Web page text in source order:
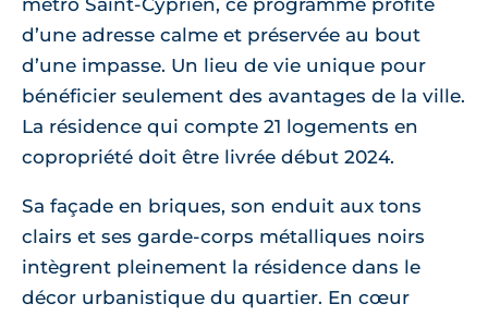
métro Saint-Cyprien, ce programme profite
d’une adresse calme et préservée au bout
d’une impasse. Un lieu de vie unique pour
bénéficier seulement des avantages de la ville.
La résidence qui compte 21 logements en
copropriété doit être livrée début 2024.
Sa façade en briques, son enduit aux tons
clairs et ses garde-corps métalliques noirs
intègrent pleinement la résidence dans le
décor urbanistique du quartier. En cœur